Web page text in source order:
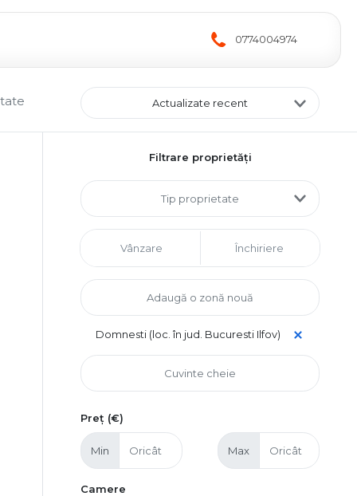
0774004974
Actualizate recent
Filtrare proprietăți
Tip proprietate
Vânzare Închiriere
Domnesti (loc. în jud. Bucuresti Ilfov)
Preț (€)
Min Max
Camere